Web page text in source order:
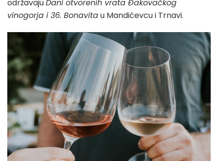
održavajuDani otvorenih vrata Đakovačkog
vinogorja i 36. Bonavitau Mandićevcu i Trnavi.